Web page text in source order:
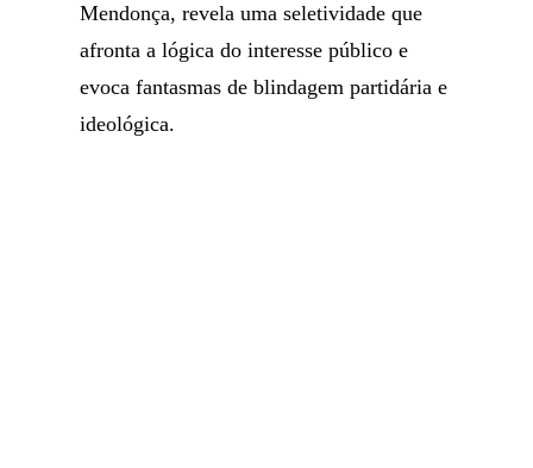
Mendonça, revela uma seletividade que
afronta a lógica do interesse público e
evoca fantasmas de blindagem partidária e
ideológica.